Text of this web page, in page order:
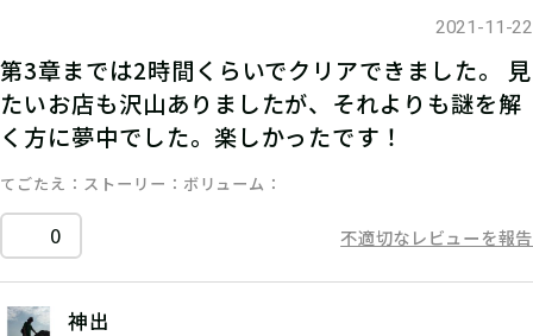
2021-11-22
第3章までは2時間くらいでクリアできました。 見
たいお店も沢山ありましたが、それよりも謎を解
く方に夢中でした。楽しかったです！
てごたえ ストーリー ボリューム
0 不適切なレビューを報告
神出